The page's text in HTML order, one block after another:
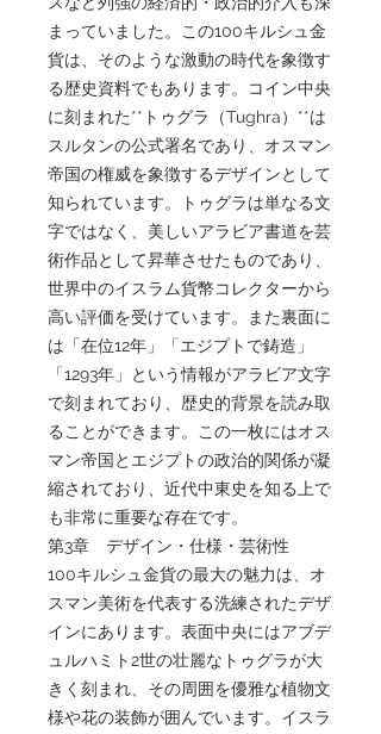
まっていました。この100キルシュ金
貨は、そのような激動の時代を象徴す
る歴史資料でもあります。コイン中央
に刻まれた**トゥグラ（Tughra）**は
スルタンの公式署名であり、オスマン
帝国の権威を象徴するデザインとして
知られています。トゥグラは単なる文
字ではなく、美しいアラビア書道を芸
術作品として昇華させたものであり、
世界中のイスラム貨幣コレクターから
高い評価を受けています。また裏面に
は「在位12年」「エジプトで鋳造」
「1293年」という情報がアラビア文字
で刻まれており、歴史的背景を読み取
ることができます。この一枚にはオス
マン帝国とエジプトの政治的関係が凝
縮されており、近代中東史を知る上で
も非常に重要な存在です。
第3章 デザイン・仕様・芸術性
100キルシュ金貨の最大の魅力は、オ
スマン美術を代表する洗練されたデザ
インにあります。表面中央にはアブデ
ュルハミト2世の壮麗なトゥグラが大
きく刻まれ、その周囲を優雅な植物文
様や花の装飾が囲んでいます。イスラ